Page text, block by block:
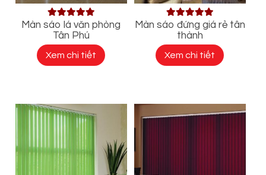
Màn sáo lá văn phòng
Tân Phú
Xem chi tiết
Màn sáo đứng giá rẻ tân
thành
Xem chi tiết